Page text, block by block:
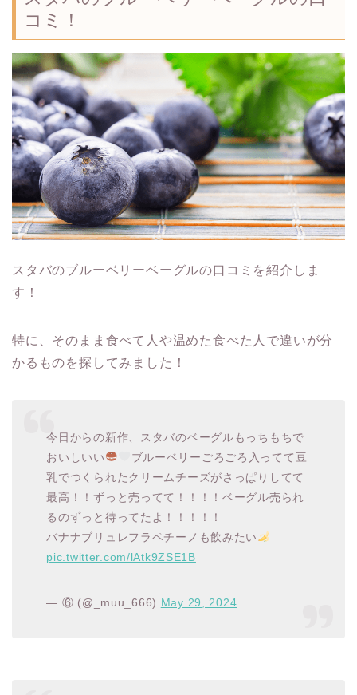
コミ！
スタバのブルーベリーベーグルの口コミを紹介しま
す！
特に、そのまま食べて人や温めた食べた人で違いが分
かるものを探してみました！
今日からの新作、スタバのベーグルもっちもちで
おいしいい
ブルーベリーごろごろ入ってて豆
乳でつくられたクリームチーズがさっぱりしてて
最高！！ずっと売ってて！！！！ベーグル売られ
るのずっと待ってたよ！！！！！
バナナブリュレフラペチーノも飲みたい
pic.twitter.com/lAtk9ZSE1B
— ⑥ (@_muu_666) May 29, 2024